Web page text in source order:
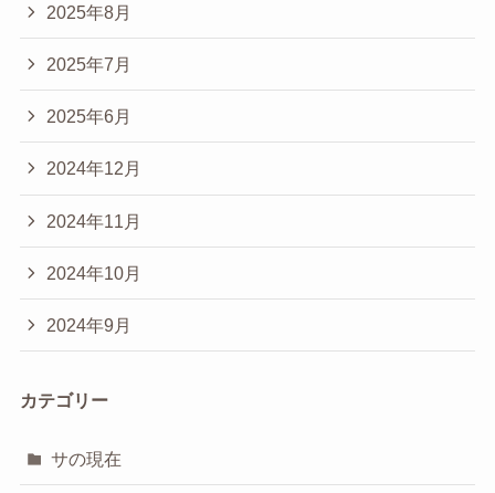
2025年8月
2025年7月
2025年6月
2024年12月
2024年11月
2024年10月
2024年9月
カテゴリー
サの現在